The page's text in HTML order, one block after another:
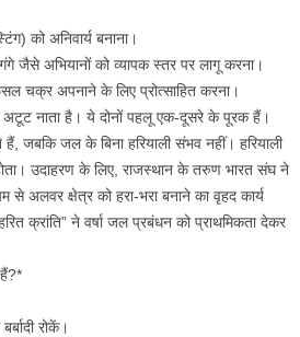
को अनिवार्य बनाना।
जैसे अभियानों को व्यापक स्तर पर लागू करना।
चक्र अपनाने के लिए प्रोत्साहित करना।
अटूट नाता है। ये दोनों पहलू एक-दूसरे के पूरक हैं।
जबकि जल के बिना हरियाली संभव नहीं। हरियाली
उदाहरण के लिए, राजस्थान के तरुण भारत संघ ने
अलवर क्षेत्र को हरा-भरा बनाने का वृहद कार्य
क्रांति” ने वर्षा जल प्रबंधन को प्राथमिकता देकर
रोकें।